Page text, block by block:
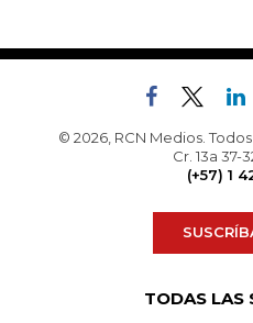
© 2026, RCN Medios.
Cr. 13a 37-
(+57) 1
TODAS LAS